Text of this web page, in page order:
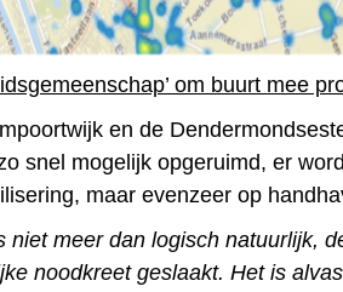
om buurt mee
en de
snel mogelijk opgeruimd, er
maar evenzeer op
niet meer dan logisch natuurlijk,
noodkreet geslaakt. Het is